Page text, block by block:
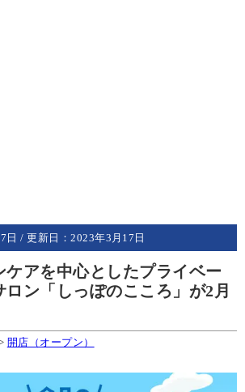
日 / 更新日：2023年3月17日
ケアを中心としたプライベー
ロン「しっぽのこころ」が2月
開店（オープン）